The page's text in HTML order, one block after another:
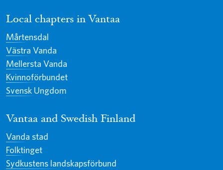
Local chapters in Vantaa
Mårtensdal
Västra Vanda
Mellersta Vanda
Kvinnoförbundet
Svensk Ungdom
Vantaa and Swedish Finland
Vanda stad
Folktinget
Sydkustens landskapsförbund